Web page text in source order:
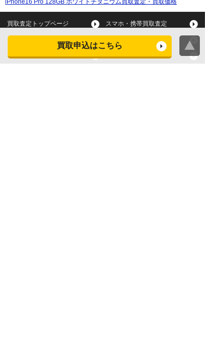
買取申込はこちら
iPhone16 Pro 128GB ホワイトチタニウム買取査定・買取価格
買取査定トップページ スマホ・携帯買取査定
タブレット買取査定
スマートウォッチ買取査定 デジカメ買取査定